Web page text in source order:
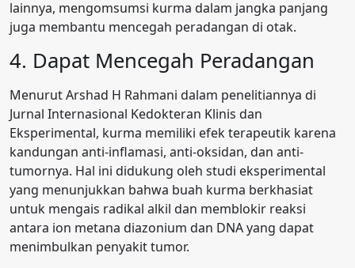
lainnya, mengomsumsi kurma dalam jangka panjang
juga membantu mencegah peradangan di otak.
4. Dapat Mencegah Peradangan
Menurut Arshad H Rahmani dalam penelitiannya di
Jurnal Internasional Kedokteran Klinis dan
Eksperimental, kurma memiliki efek terapeutik karena
kandungan anti-inflamasi, anti-oksidan, dan anti-
tumornya. Hal ini didukung oleh studi eksperimental
yang menunjukkan bahwa buah kurma berkhasiat
untuk mengais radikal alkil dan memblokir reaksi
antara ion metana diazonium dan DNA yang dapat
menimbulkan penyakit tumor.